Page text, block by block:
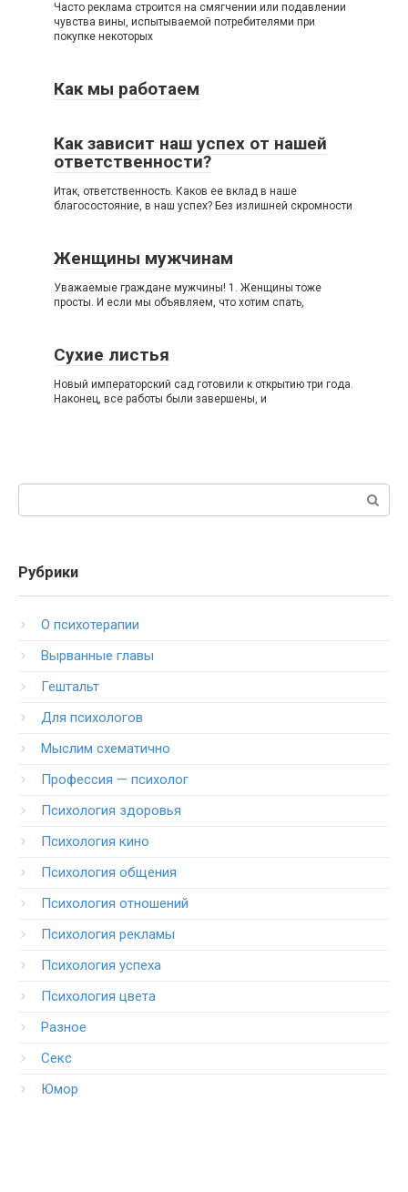
Часто реклама строится на смягчении или подавлении
чувства вины, испытываемой потребителями при
покупке некоторых
Как мы работаем
Как зависит наш успех от нашей
ответственности?
Итак, ответственность. Каков ее вклад в наше
благосостояние, в наш успех? Без излишней скромности
Женщины мужчинам
Уважаемые граждане мужчины! 1. Женщины тоже
просты. И если мы объявляем, что хотим спать,
Сухие листья
Новый императорский сад готовили к открытию три года.
Наконец, все работы были завершены, и
Рубрики
O психотерапии
Вырванные главы
Гештальт
Для психологов
Мыслим схематично
Профессия — психолог
Психология здоровья
Психология кино
Психология общения
Психология отношений
Психология рекламы
Психология успеха
Психология цвета
Разное
Секс
Юмор